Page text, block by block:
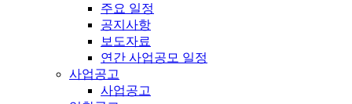
주요 일정
공지사항
보도자료
연간 사업공모 일정
사업공고
사업공고